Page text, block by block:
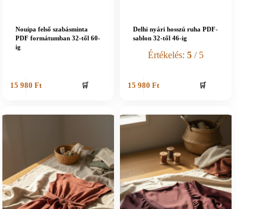
Nouipa felső szabásminta
PDF formátumban 32-től 60-
ig
15 980 Ft 🛒
Delhi nyári hosszú ruha PDF-
sablon 32-től 46-ig
Értékelés:5 / 5
15 980 Ft 🛒